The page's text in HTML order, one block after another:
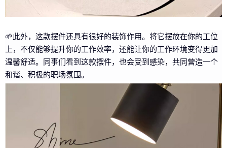
🌱此外，这款摆件还具有很好的装饰作用。将它摆放在你的工位
上，不仅能够提升你的工作效率，还能让你的工作环境变得更加
温馨舒适。同事们看到这款摆件，也会受到感染，共同营造一个
和谐、积极的职场氛围。